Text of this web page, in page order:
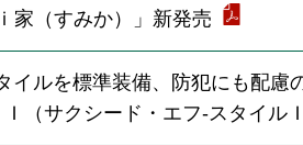
家（すみか）」新発売
イルを標準装備、防犯にも配慮
Ｉ（サクシード・エフ-スタイル